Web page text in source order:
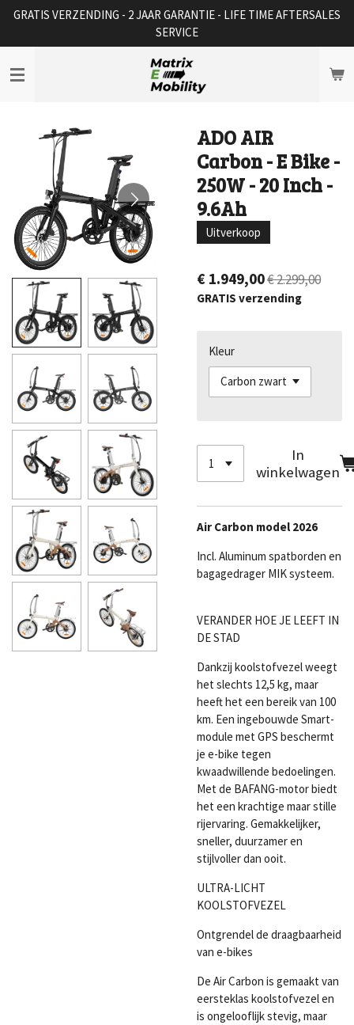
Ga
naar
de
hoofdinhoud
GRATIS VERZENDING - 2 JAAR GARANTIE - LIFE TIME AFTERSALES
SERVICE
ADO AIR
Carbon - E Bike -
250W - 20 Inch -
9.6Ah
Uitverkoop
€ 1.949,00€ 2.299,00
GRATIS verzending
Kleur
In
winkelwagen
Air Carbon model 2026
Incl. Aluminum spatborden en
bagagedrager MIK systeem.
VERANDER HOE JE LEEFT IN
DE STAD
Dankzij koolstofvezel weegt
het slechts 12,5 kg, maar
heeft het een bereik van 100
km. Een ingebouwde Smart-
module met GPS beschermt
je e-bike tegen
kwaadwillende bedoelingen.
Met de BAFANG-motor biedt
het een krachtige maar stille
rijervaring. Gemakkelijker,
sneller, duurzamer en
stijlvoller dan ooit.
ULTRA-LICHT
KOOLSTOFVEZEL
Ontgrendel de draagbaarheid
van e-bikes
De Air Carbon is gemaakt van
eersteklas koolstofvezel en
is ongelooflijk stevig, maar